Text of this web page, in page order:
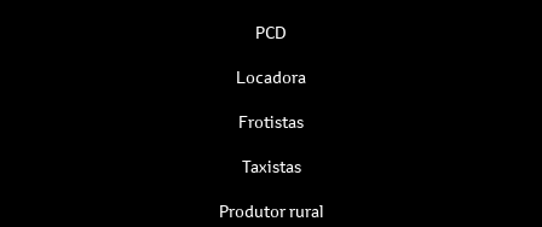
PCD
Locadora
Frotistas
Taxistas
Produtor rural